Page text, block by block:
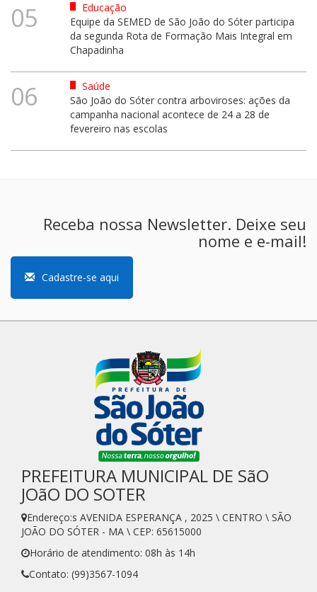
05
Educação
Equipe da SEMED de São João do Sóter participa
da segunda Rota de Formação Mais Integral em
Chapadinha
06
Saúde
São João do Sóter contra arboviroses: ações da
campanha nacional acontece de 24 a 28 de
fevereiro nas escolas
Receba nossa Newsletter. Deixe seu
nome e e-mail!
Cadastre-se aqui
PREFEITURA MUNICIPAL DE SãO
JOãO DO SOTER
Endereço:s AVENIDA ESPERANÇA , 2025 \ CENTRO \ SÃO
JOÃO DO SÓTER - MA \ CEP: 65615000
Horário de atendimento: 08h às 14h
Contato: (99)3567-1094